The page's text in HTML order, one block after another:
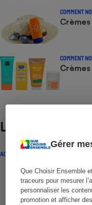
Gérer
Que Choisir Ensemble
traceurs pour mesurer
personnaliser les
promotion et afficher
COMMENT
COMMENT
Lire aussi
ACTUALITÉ